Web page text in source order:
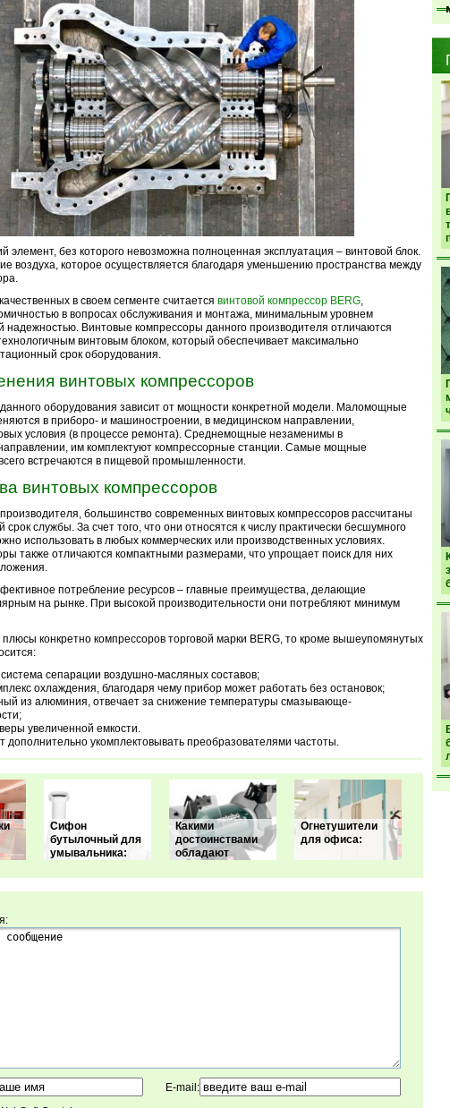
элемент, без которого невозможна полноценная эксплуатация – винтовой блок.
воздуха, которое осуществляется благодаря уменьшению пространства между
в своем сегменте считается винтовой компрессор BERG,
в вопросах обслуживания и монтажа, минимальным уровнем
надежностью. Винтовые компрессоры данного производителя отличаются
винтовым блоком, который обеспечивает максимально
срок оборудования.
винтовых компрессоров
оборудования зависит от мощности конкретной модели. Маломощные
в приборо- и машиностроении, в медицинском направлении,
условия (в процессе ремонта). Среднемощные незаменимы в
им комплектуют компрессорные станции. Самые мощные
встречаются в пищевой промышленности.
винтовых компрессоров
большинство современных винтовых компрессоров рассчитаны
службы. За счет того, что они относятся к числу практически бесшумного
использовать в любых коммерческих или производственных условиях.
также отличаются компактными размерами, что упрощает поиск для них
потребление ресурсов – главные преимущества, делающие
на рынке. При высокой производительности они потребляют минимум
плюсы конкретно компрессоров торговой марки BERG, то кроме вышеупомянутых
сепарации воздушно-масляных составов;
охлаждения, благодаря чему прибор может работать без остановок;
из алюминия, отвечает за снижение температуры смазывающе-
увеличенной емкости.
дополнительно укомплектовывать преобразователями частоты.
Сифон
бутылочный для
умывальника:
Какими
достоинствами
обладают
Огнетушители
для офиса:
E-mail: